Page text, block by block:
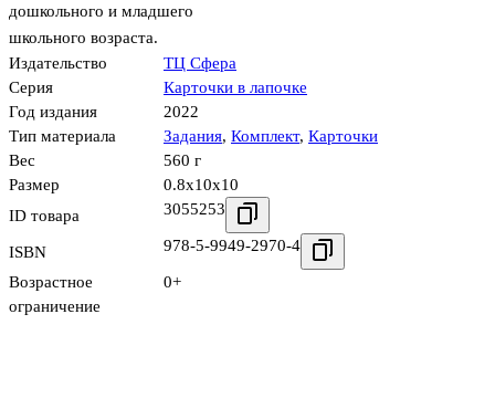
дошкольного и младшего
школьного возраста.
Издательство
ТЦ Сфера
Серия
Карточки в лапочке
Год издания
2022
Тип материала
Задания, Комплект, Карточки
Вес
560 г
Размер
0.8x10x10
ID товара
3055253
ISBN 978-5-9949-2970-4
Возрастное
ограничение
0+